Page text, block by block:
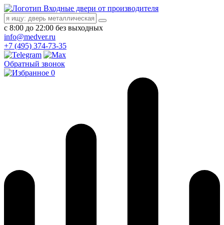
Входные двери от производителя
с 8:00 до 22:00 без выходных
info@medver.ru
+7 (495) 374-73-35
Обратный звонок
0